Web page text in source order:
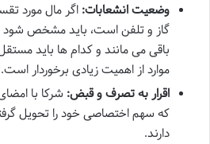
وضعیت انشعابات: اگر مال مورد
گاز و تلفن است، باید مشخص شود
باقی می مانند و کدام ها باید
موارد از اهمیت زیادی برخوردار است.
اقرار به تصرف و قبض: شرکا با
که سهم اختصاصی خود را تحویل
دارند.